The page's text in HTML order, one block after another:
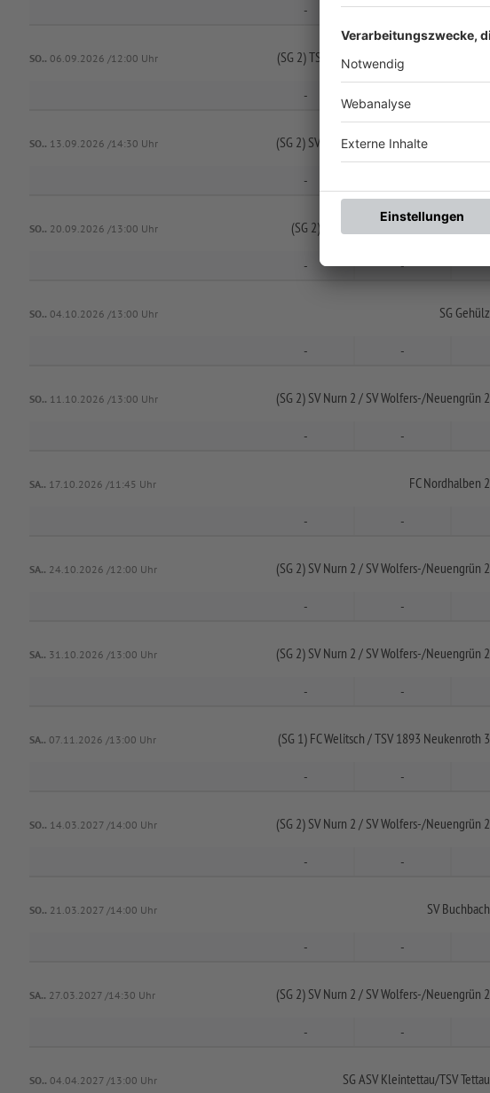
- -
SO.. 06.09.2026 /12:00 Uhr (SG 2) TSV Steinberg 3 /TSV Wilhelmsthal 2
-
SO.. 13.09.2026 /14:30 Uhr (SG 2) SV Nurn 2 /SV Wolfers-/Neuengrün 2
-
SO.. 20.09.2026 /13:00 Uhr (SG 2) SV Steinwiesen 2 / FC Wallenfels 2
- -
SO.. 04.10.2026 /13:00 Uhr SG Gehülz
- -
SO.. 11.10.2026 /13:00 Uhr (SG 2) SV Nurn 2 / SV Wolfers-/Neuengrün 2
- -
SA.. 17.10.2026 /11:45 Uhr FC Nordhalben 2
- -
SA.. 24.10.2026 /12:00 Uhr (SG 2) SV Nurn 2 / SV Wolfers-/Neuengrün 2
- -
SA.. 31.10.2026 /13:00 Uhr (SG 2) SV Nurn 2 / SV Wolfers-/Neuengrün 2
- -
SA.. 07.11.2026 /13:00 Uhr (SG 1) FC Welitsch /TSV 1893 Neukenroth 3
- -
SO.. 14.03.2027 /14:00 Uhr (SG 2) SV Nurn 2 / SV Wolfers-/Neuengrün 2
- -
SO.. 21.03.2027 /14:00 Uhr SV Buchbach
- -
SA.. 27.03.2027 /14:30 Uhr (SG 2) SV Nurn 2 / SV Wolfers-/Neuengrün 2
- -
SO.. 04.04.2027 /13:00 Uhr SG ASV Kleintettau/TSV Tettau